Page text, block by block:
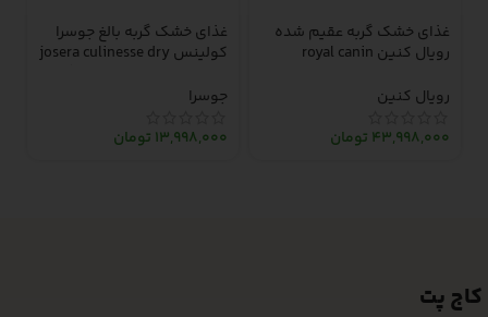
غذای خشک گربه عقیم شده
رویال کنین royal canin
– 15 کیلوگرم
رویال کنین
43,998,000 تومان
غذای خشک گربه بالغ جوسرا
کولینس josera culinesse dry
جوسرا
13,998,000 تومان
کاج پت